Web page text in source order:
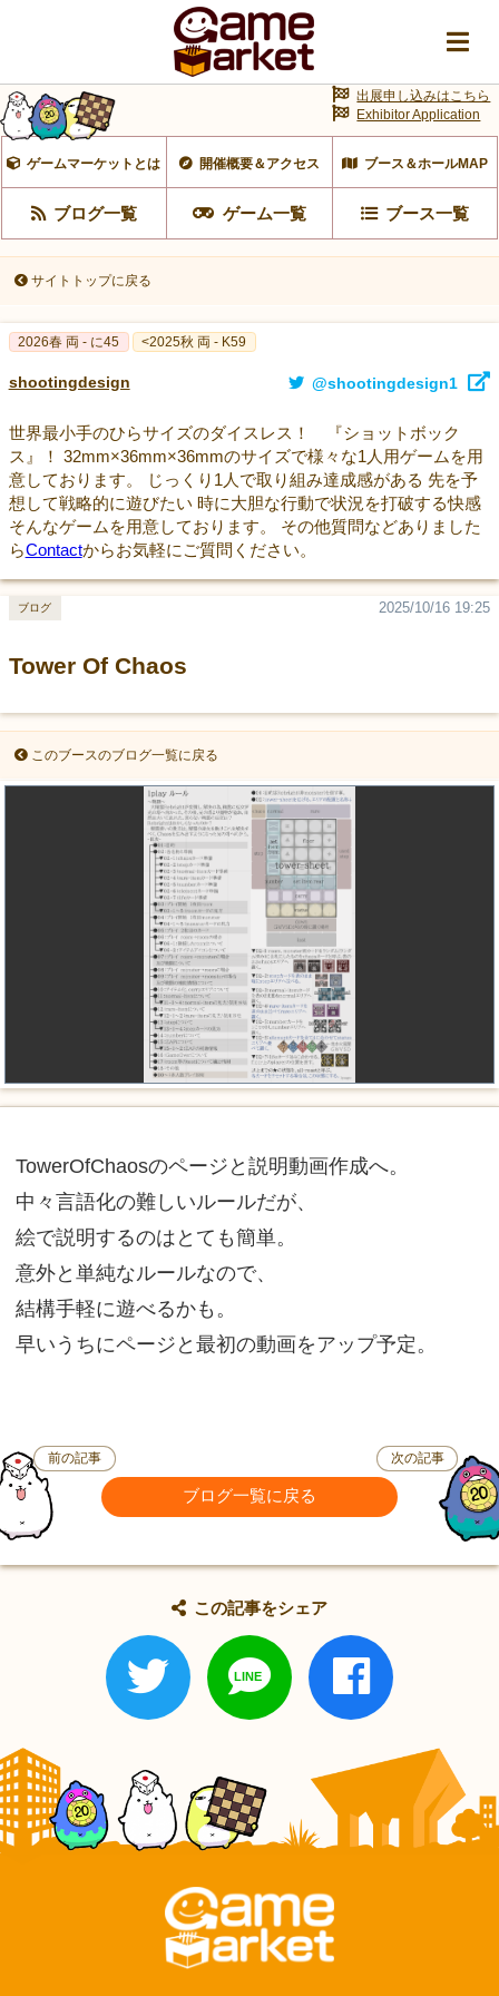
ゲームマーケットとは 開催概要＆アクセス ブース＆ホールMAP
ブログ一覧 ゲーム一覧 ブース一覧
出展申し込みはこちら
Exhibitor Application
サイトトップに戻る
2026春 両 - に45 <2025秋 両 - K59
shootingdesign @shootingdesign1
世界最小手のひらサイズのダイスレス！ 『ショットボック
ス』！ 32mm×36mm×36mmのサイズで様々な1人用ゲームを用
意しております。 じっくり1人で取り組み達成感がある 先を予
想して戦略的に遊びたい 時に大胆な行動で状況を打破する快感
そんなゲームを用意しております。 その他質問などありました
らContactからお気軽にご質問ください。
Tower Of Chaos
2025/10/16 19:25
ブログ
このブースのブログ一覧に戻る
TowerOfChaosのページと説明動画作成へ。
中々言語化の難しいルールだが、
絵で説明するのはとても簡単。
意外と単純なルールなので、
結構手軽に遊べるかも。
早いうちにページと最初の動画をアップ予定。
前の記事
ブログ一覧に戻る
次の記事
この記事をシェア